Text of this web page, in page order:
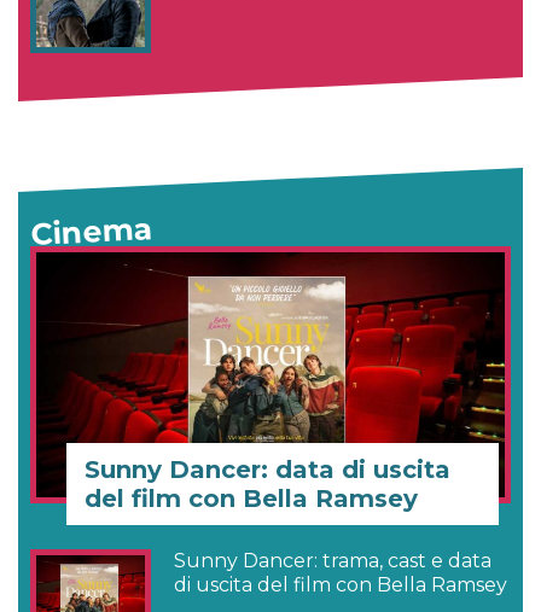
Cinema
Sunny Dancer: data di uscita
del film con Bella Ramsey
Sunny Dancer: trama, cast e data
di uscita del film con Bella Ramsey